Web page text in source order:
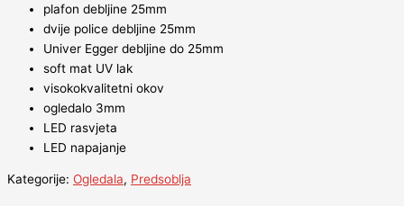
plafon debljine 25mm
dvije police debljine 25mm
Univer Egger debljine do 25mm
soft mat UV lak
visokokvalitetni okov
ogledalo 3mm
LED rasvjeta
LED napajanje
Kategorije: Ogledala, Predsoblja